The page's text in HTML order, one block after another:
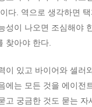
다. 역으로 생각하면
성이 나오면 조심해야
찾아야 한다.
이 있고 바이어와 셀러
에는 모든 것을 에이전
고 궁금한 것도 묻는 자